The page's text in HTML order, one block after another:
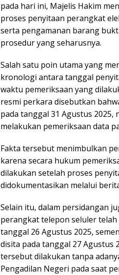
pada hari ini, Majelis Hakim
proses penyitaan perangkat
serta pengamanan barang
prosedur yang seharusnya.
Salah satu poin utama yang
kronologi antara tanggal
waktu pemeriksaan yang
resmi perkara disebutkan
pada tanggal 31 Agustus
melakukan pemeriksaan data
Fakta tersebut menimbulkan
karena secara hukum
dilakukan setelah proses
didokumentasikan melalui
Selain itu, dalam persidangan
perangkat telepon seluler
tanggal 26 Agustus 2025,
disita pada tanggal 27 Agustus
tersebut dilakukan tanpa
Pengadilan Negeri pada saat